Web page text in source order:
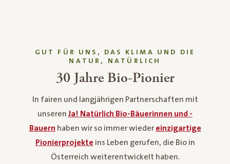
GUT FÜR UNS, DAS KLIMA UND DIE
NATUR, NATÜRLICH
30 Jahre Bio-Pionier
In fairen und langjährigen Partnerschaften mit
unseren Ja! Natürlich Bio-Bäuerinnen und -
Bauern haben wir so immer wieder einzigartige
Pionierprojekte ins Leben gerufen, die Bio in
Österreich weiterentwickelt haben.